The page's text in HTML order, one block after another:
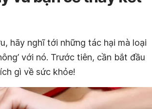
hãy nghĩ tới những tác hại mà loại
với nó. Trước tiên, cần bắt đầu
gì về sức khỏe!